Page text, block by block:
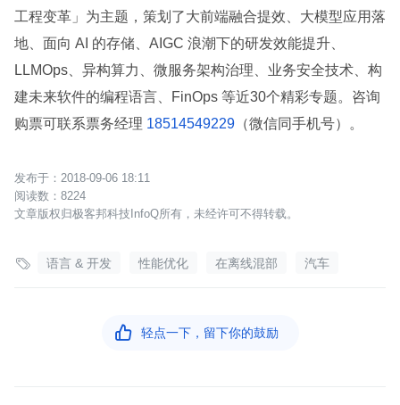
工程变革」为主题，策划了大前端融合提效、大模型应用落
地、面向 AI 的存储、AIGC 浪潮下的研发效能提升、
LLMOps、异构算力、微服务架构治理、业务安全技术、构
建未来软件的编程语言、FinOps 等近30个精彩专题。咨询
购票可联系票务经理 18514549229 （微信同手机号）。
2018-09-06 18:11
8224
文章版权归极客邦科技InfoQ所有，未经许可不得转载。
 语言 & 开发 性能优化 在离线混部 汽车
 轻点一下，留下你的鼓励